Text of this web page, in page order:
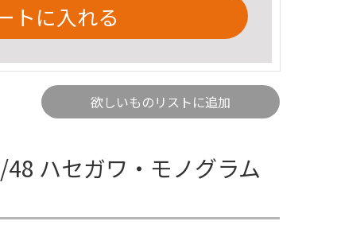
トに入れる
欲しいものリストに追加
ハセガワ・モノグラム